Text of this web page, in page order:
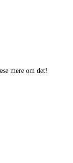
mere om det!